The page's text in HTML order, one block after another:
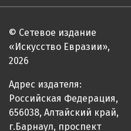
© Сетевое издание
«Искусство Евразии»,
2026
Адрес издателя:
Российская Федерация,
656038, Алтайский край,
г.Барнаул, проспект